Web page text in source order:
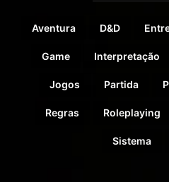
Aventura D&D
Game Interpretação
Jogos Partida
Regras Roleplaying
Sistema